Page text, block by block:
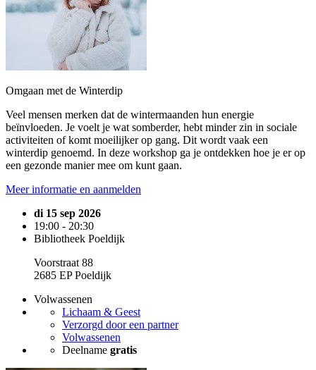
Omgaan met de Winterdip
Veel mensen merken dat de wintermaanden hun energie
beïnvloeden. Je voelt je wat somberder, hebt minder zin in sociale
activiteiten of komt moeilijker op gang. Dit wordt vaak een
winterdip genoemd. In deze workshop ga je ontdekken hoe je er op
een gezonde manier mee om kunt gaan.
Meer informatie en aanmelden
di 15 sep 2026
19:00 - 20:30
Bibliotheek Poeldijk
Voorstraat 88
2685 EP Poeldijk
Volwassenen
Lichaam & Geest
Verzorgd door een partner
Volwassenen
Deelname gratis